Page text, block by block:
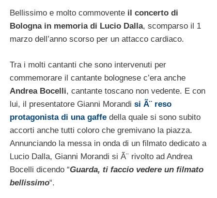
Bellissimo e molto commovente il concerto di
Bologna in memoria di Lucio Dalla, scomparso il 1
marzo dell’anno scorso per un attacco cardiaco.
Tra i molti cantanti che sono intervenuti per
commemorare il cantante bolognese c’era anche
Andrea Bocelli, cantante toscano non vedente. E con
lui, il presentatore Gianni Morandi si Ã¨ reso
protagonista di una gaffe della quale si sono subito
accorti anche tutti coloro che gremivano la piazza.
Annunciando la messa in onda di un filmato dedicato a
Lucio Dalla, Gianni Morandi si Ã¨ rivolto ad Andrea
Bocelli dicendo “Guarda, ti faccio vedere un filmato
bellissimo“.